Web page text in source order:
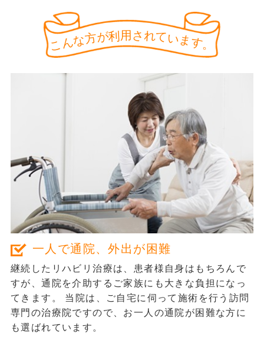
こんな方が利用されています。
一人で通院、外出が困難
継続したリハビリ治療は、患者様自身はもちろんで
すが、通院を介助するご家族にも大きな負担になっ
てきます。 当院は、ご自宅に伺って施術を行う訪問
専門の治療院ですので、お一人の通院が困難な方に
も選ばれています。
※老建入所中（ショートステイ中は可）、病院入院中、デイサー
ビス利用時間中は医療保険での利用は出来ません。
もっとみる
神戸すみれ治療院が選ばれる理由
その1